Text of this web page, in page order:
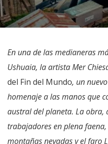
En una de las medianeras
Ushuaia, la artista Mer
del Fin del Mundo, un
homenaje a las manos que
austral del planeta. La obra,
trabajadores en plena
montañas nevadas y el faro